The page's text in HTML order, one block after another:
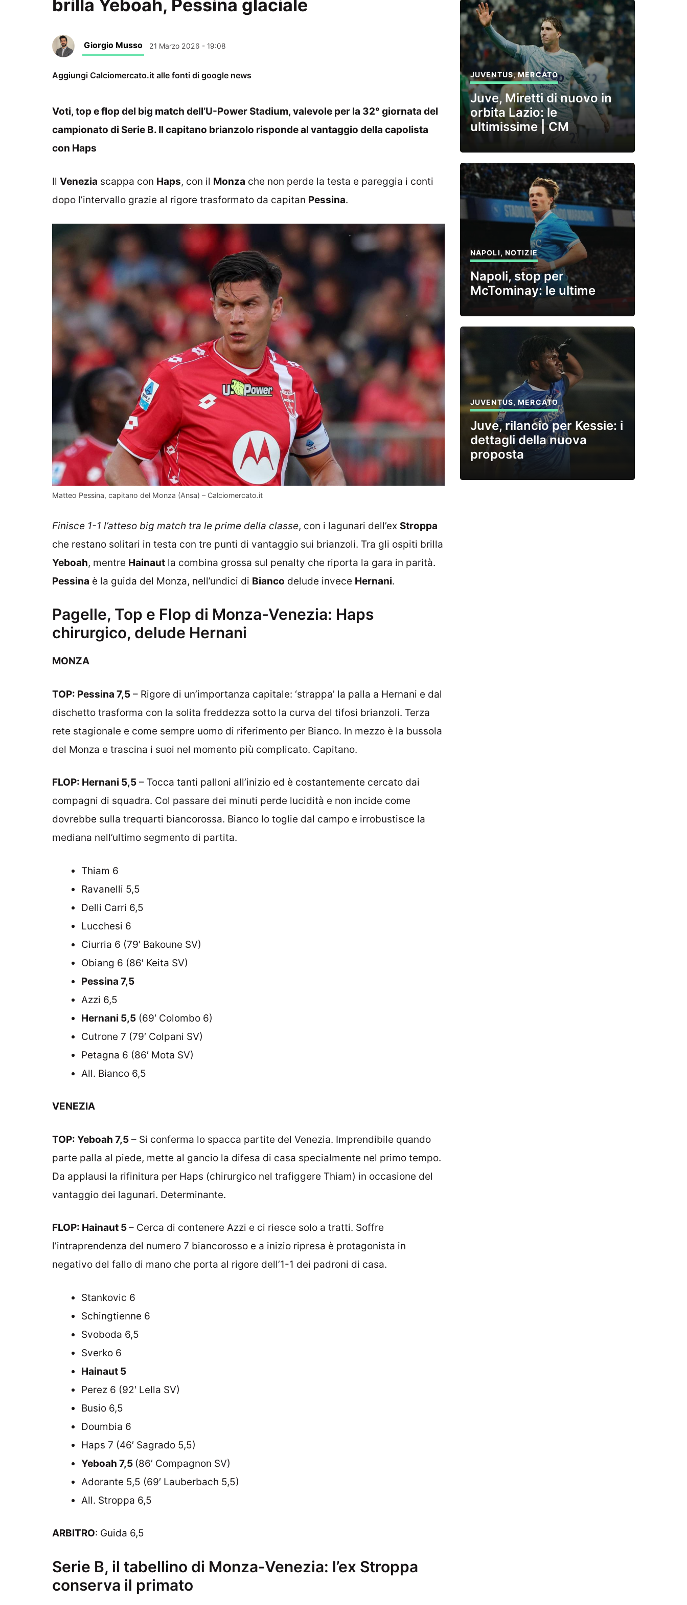
brilla Yeboah, Pessina glaciale
Giorgio Musso 21 Marzo 2026 - 19:08
Aggiungi Calciomercato.it alle fonti di google news
Voti, top e flop del big match dell’U-Power Stadium, valevole per la 32° giornata del
campionato di Serie B. Il capitano brianzolo risponde al vantaggio della capolista
con Haps
Il Venezia scappa con Haps, con il Monza che non perde la testa e pareggia i conti
dopo l’intervallo grazie al rigore trasformato da capitan Pessina.
Matteo Pessina, capitano del Monza (Ansa) – Calciomercato.it
Finisce 1-1 l’atteso big match tra le prime della classe, con i lagunari dell’ex Stroppa
che restano solitari in testa con tre punti di vantaggio sui brianzoli. Tra gli ospiti brilla
Yeboah, mentre Hainaut la combina grossa sul penalty che riporta la gara in parità.
Pessina è la guida del Monza, nell’undici di Bianco delude invece Hernani.
Pagelle, Top e Flop di Monza-Venezia: Haps
chirurgico, delude Hernani
MONZA
TOP: Pessina 7,5 – Rigore di un’importanza capitale: ‘strappa’ la palla a Hernani e dal
dischetto trasforma con la solita freddezza sotto la curva del tifosi brianzoli. Terza
rete stagionale e come sempre uomo di riferimento per Bianco. In mezzo è la bussola
del Monza e trascina i suoi nel momento più complicato. Capitano.
FLOP: Hernani 5,5 – Tocca tanti palloni all’inizio ed è costantemente cercato dai
compagni di squadra. Col passare dei minuti perde lucidità e non incide come
dovrebbe sulla trequarti biancorossa. Bianco lo toglie dal campo e irrobustisce la
mediana nell’ultimo segmento di partita.
Thiam 6
Ravanelli 5,5
Delli Carri 6,5
Lucchesi 6
Ciurria 6 (79′ Bakoune SV)
Obiang 6 (86′ Keita SV)
Pessina 7,5
Azzi 6,5
Hernani 5,5 (69′ Colombo 6)
Cutrone 7 (79′ Colpani SV)
Petagna 6 (86′ Mota SV)
All. Bianco 6,5
VENEZIA
TOP: Yeboah 7,5 – Si conferma lo spacca partite del Venezia. Imprendibile quando
parte palla al piede, mette al gancio la difesa di casa specialmente nel primo tempo.
Da applausi la rifinitura per Haps (chirurgico nel trafiggere Thiam) in occasione del
vantaggio dei lagunari. Determinante.
FLOP: Hainaut 5– Cerca di contenere Azzi e ci riesce solo a tratti. Soffre
l’intraprendenza del numero 7 biancorosso e a inizio ripresa è protagonista in
negativo del fallo di mano che porta al rigore dell’1-1 dei padroni di casa.
Stankovic 6
Schingtienne 6
Svoboda 6,5
Sverko 6
Hainaut 5
Perez 6 (92′ Lella SV)
Busio 6,5
Doumbia 6
Haps 7 (46′ Sagrado 5,5)
Yeboah 7,5 (86′ Compagnon SV)
Adorante 5,5 (69′ Lauberbach 5,5)
All. Stroppa 6,5
ARBITRO: Guida 6,5
Serie B, il tabellino di Monza-Venezia: l’ex Stroppa
conserva il primato
JUVENTUS,MERCATO
Juve, Miretti di nuovo in
orbita Lazio: le
ultimissime | CM
NAPOLI, NOTIZIE
Napoli, stop per
McTominay: le ultime
JUVENTUS,MERCATO
Juve, rilancio per Kessie: i
dettagli della nuova
proposta